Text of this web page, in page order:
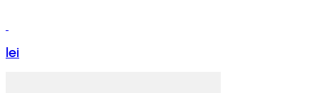
lei